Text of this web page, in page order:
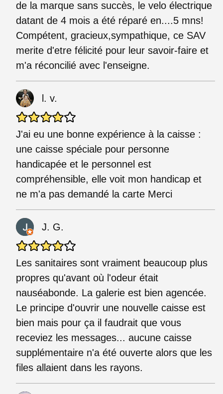
de la marque sans succès, le velo électrique
datant de 4 mois a été réparé en....5 mns!
Compétent, gracieux,sympathique, ce SAV
merite d'etre félicité pour leur savoir-faire et
m'a réconcilié avec l'enseigne.
l. v.
J'ai eu une bonne expérience à la caisse :
une caisse spéciale pour personne
handicapée et le personnel est
compréhensible, elle voit mon handicap et
ne m'a pas demandé la carte Merci
J. G.
Les sanitaires sont vraiment beaucoup plus
propres qu'avant où l'odeur était
nauséabonde. La galerie est bien agencée.
Le principe d'ouvrir une nouvelle caisse est
bien mais pour ça il faudrait que vous
receviez les messages... aucune caisse
supplémentaire n'a été ouverte alors que les
files allaient dans les rayons.